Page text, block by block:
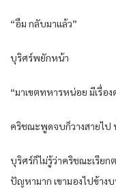
“อืม กลับมาแล้ว”
บุริศร์พยักหน้า
“มาเขตทหารหน่อย มีเรื่อง
คริชณะพูดจบก็วางสายไป
บุริศร์ก็ไม่รู้ว่าคริชณะเรียก
ปัญหามาก เขามองไปข้าง